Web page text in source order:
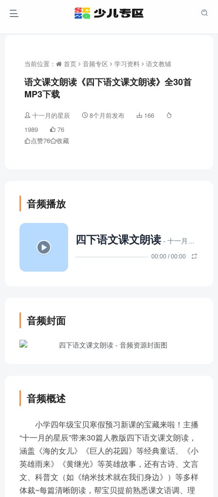
当前位置： 首页 音频专区 学习资料 语文教辅
语文课文朗读《四下语文课文朗读》全30首
MP3下载
十一月的星辰 8个月前发布
166
1989
76
点赞76 收藏
音频播放
四下语文课文朗读 - 十一月的星辰
00:00 /00:00
音频封面
音频概述
小学四年级宝贝寒假预习新课的宝藏来啦！主播
“十一月的星辰”带来30篇人教版四下语文课文朗读，
涵盖《海的女儿》《巨人的花园》等经典童话、《小
英雄雨来》《黄继光》等英雄故事，还有古诗、文言
文、科普文（如《纳米技术就在我们身边》）等多样
体裁~每篇清晰朗读，帮宝贝提前熟悉课文语调、理